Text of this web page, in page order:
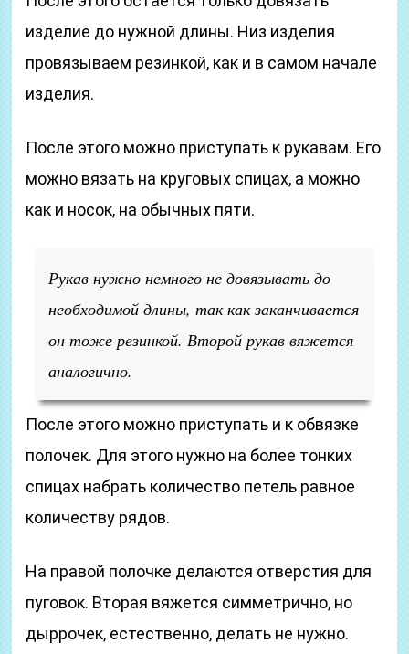
изделие до нужной длины. Низ изделия
провязываем резинкой, как и в самом начале
изделия.
После этого можно приступать к рукавам. Его
можно вязать на круговых спицах, а можно
как и носок, на обычных пяти.
Рукав нужно немного не довязывать до
необходимой длины, так как заканчивается
он тоже резинкой. Второй рукав вяжется
аналогично.
После этого можно приступать и к обвязке
полочек. Для этого нужно на более тонких
спицах набрать количество петель равное
количеству рядов.
На правой полочке делаются отверстия для
пуговок. Вторая вяжется симметрично, но
дыррочек, естественно, делать не нужно.